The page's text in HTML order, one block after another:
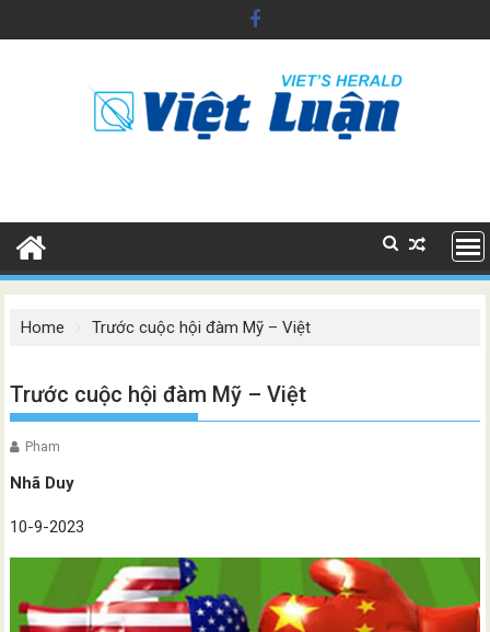
to
Home Trước cuộc hội đàm Mỹ – Việt
Trước cuộc hội đàm Mỹ – Việt
Pham
Nhã Duy
10-9-2023